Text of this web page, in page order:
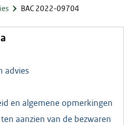
BAC 2022-09704
advies
en algemene opmerkingen
aanzien van de bezwaren